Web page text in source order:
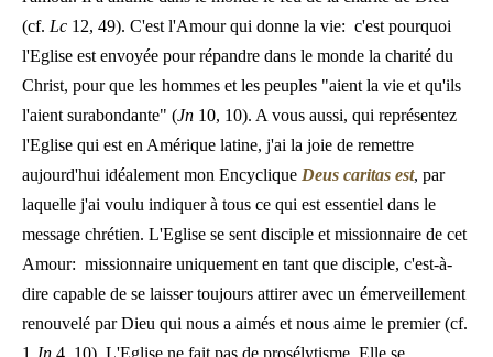
(cf. Lc 12, 49). C'est l'Amour qui donne la vie: c'est pourquoi
l'Eglise est envoyée pour répandre dans le monde la charité du
Christ, pour que les hommes et les peuples "aient la vie et qu'ils
l'aient surabondante" (Jn 10, 10). A vous aussi, qui représentez
l'Eglise qui est en Amérique latine, j'ai la joie de remettre
aujourd'hui idéalement mon Encyclique Deus caritas est, par
laquelle j'ai voulu indiquer à tous ce qui est essentiel dans le
message chrétien. L'Eglise se sent disciple et missionnaire de cet
Amour: missionnaire uniquement en tant que disciple, c'est-à-
dire capable de se laisser toujours attirer avec un émerveillement
renouvelé par Dieu qui nous a aimés et nous aime le premier (cf.
1 Jn 4, 10). L'Eglise ne fait pas de prosélytisme. Elle se